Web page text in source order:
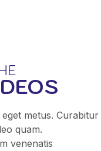
metus. Curabitur
quam.
venenatis